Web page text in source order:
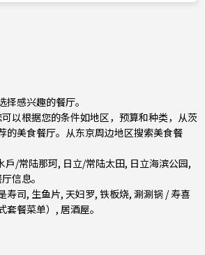
感兴趣的餐厅。
可以根据您的条件如地区，预算和种类，从茨
的美食餐厅。从东京周边地区搜索美食餐
戶/常陆那珂, 日立/常陆太田, 日立海滨公园,
信息。
寿司, 生鱼片, 天妇罗, 铁板烧, 涮涮锅 / 寿喜
餐菜单） , 居酒屋。